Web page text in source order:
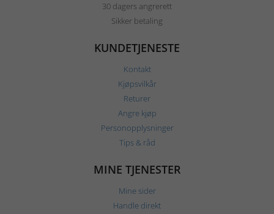
30 dagers angrerett
Sikker betaling
KUNDETJENESTE
Kontakt
Kjøpsvilkår
Returer
Angre kjøp
Personopplysninger
Tips & råd
MINE TJENESTER
Mine sider
Handle direkt